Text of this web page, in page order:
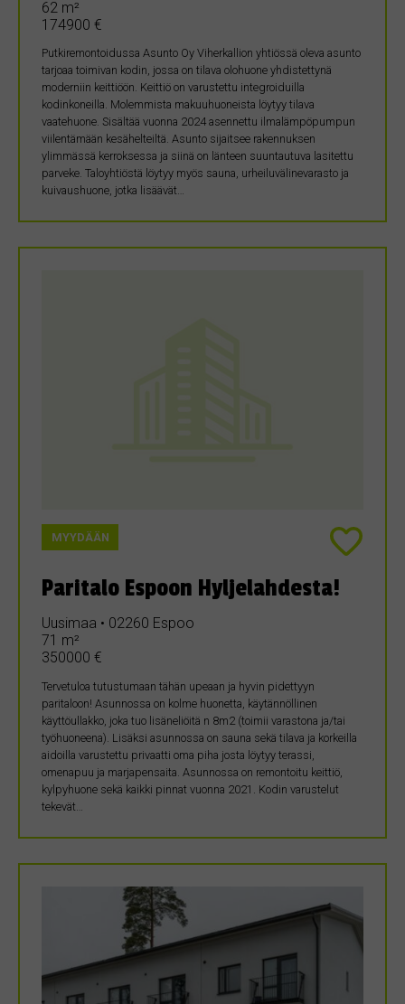
62 m²
174900 €
Putkiremontoidussa Asunto Oy Viherkallion yhtiössä oleva asunto
tarjoaa toimivan kodin, jossa on tilava olohuone yhdistettynä
moderniin keittiöön. Keittiö on varustettu integroiduilla
kodinkoneilla. Molemmista makuuhuoneista löytyy tilava
vaatehuone. Sisältää vuonna 2024 asennettu ilmalämpöpumpun
viilentämään kesähelteiltä. Asunto sijaitsee rakennuksen
ylimmässä kerroksessa ja siinä on länteen suuntautuva lasitettu
parveke. Taloyhtiöstä löytyy myös sauna, urheiluvälinevarasto ja
kuivaushuone, jotka lisäävät…
MYYDÄÄN
Paritalo Espoon Hyljelahdesta!
Uusimaa • 02260 Espoo
71 m²
350000 €
Tervetuloa tutustumaan tähän upeaan ja hyvin pidettyyn
paritaloon! Asunnossa on kolme huonetta, käytännöllinen
käyttöullakko, joka tuo lisäneliöitä n 8m2 (toimii varastona ja/tai
työhuoneena). Lisäksi asunnossa on sauna sekä tilava ja korkeilla
aidoilla varustettu privaatti oma piha josta löytyy terassi,
omenapuu ja marjapensaita. Asunnossa on remontoitu keittiö,
kylpyhuone sekä kaikki pinnat vuonna 2021. Kodin varustelut
tekevät…